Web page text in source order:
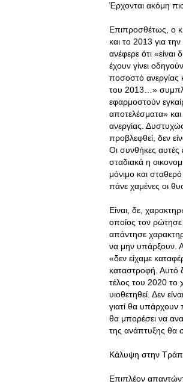
Έρχονται ακόμη
Επιπροσθέτως, ο
και το 2013 για
ανέφερε ότι
έχουν γίνει
ποσοστό ανεργίας
του 2013…»
εφαρμοστούν
αποτελέσματα»
ανεργίας.
προβλεφθεί, δεν
Οι συνθήκες αυτές
σταδιακά η
μόνιμο και
πάνε χαμένες οι
Είναι, δε,
οποίος τον
απάντησε
να μην υπάρξουν.
«δεν είχαμε
καταστροφή. Αυτό
τέλος του 2020 το
υιοθετηθεί. Δεν
γιατί θα υπάρχουν
θα μπορέσει να
της ανάπτυξης θα
Κάλυψη στην
Επιπλέον